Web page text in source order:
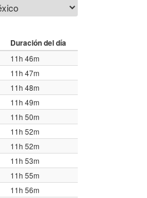
Duración del día
11h 46m
11h 47m
11h 48m
11h 49m
11h 50m
11h 52m
11h 52m
11h 53m
11h 55m
11h 56m